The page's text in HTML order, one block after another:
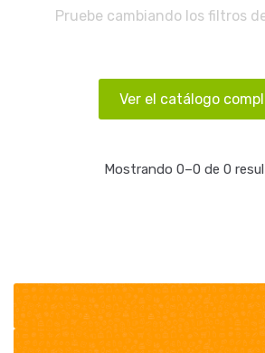
Pruebe cambiando los filtros
Ver el catálogo
Mostrando 0–0 de 0